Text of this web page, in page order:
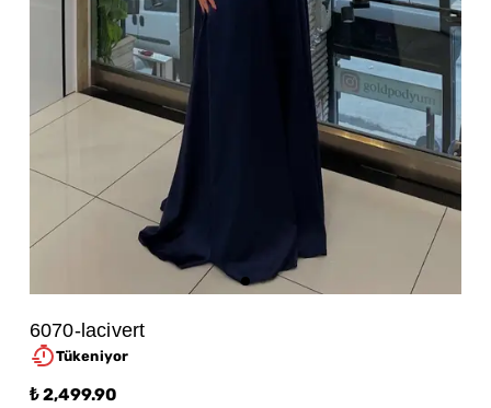
6070-lacivert
Tükeniyor
₺ 2,499.90